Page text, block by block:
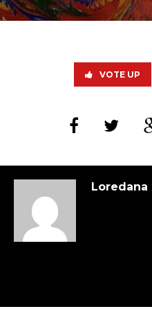
VOTE UP
Loredana